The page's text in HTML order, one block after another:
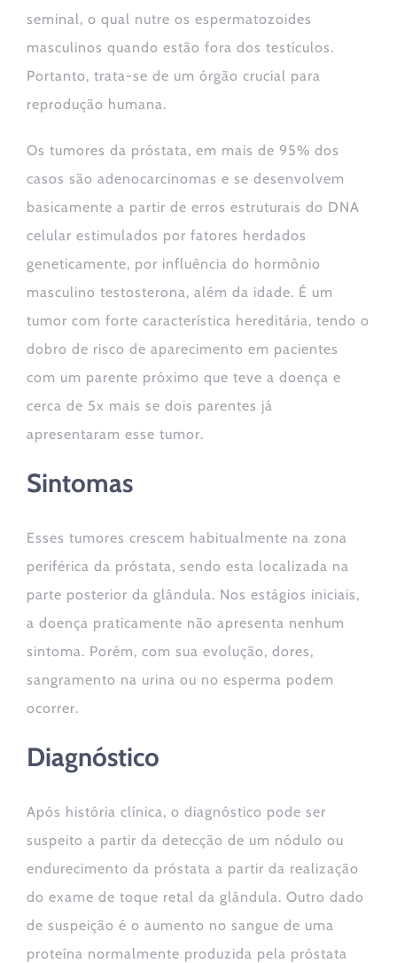
seminal, o qual nutre os espermatozoides
masculinos quando estão fora dos testículos.
Portanto, trata-se de um órgão crucial para
reprodução humana.
Os tumores da próstata, em mais de 95% dos
casos são adenocarcinomas e se desenvolvem
basicamente a partir de erros estruturais do DNA
celular estimulados por fatores herdados
geneticamente, por influência do hormônio
masculino testosterona, além da idade. É um
tumor com forte característica hereditária, tendo o
dobro de risco de aparecimento em pacientes
com um parente próximo que teve a doença e
cerca de 5x mais se dois parentes já
apresentaram esse tumor.
Sintomas
Esses tumores crescem habitualmente na zona
periférica da próstata, sendo esta localizada na
parte posterior da glândula. Nos estágios iniciais,
a doença praticamente não apresenta nenhum
sintoma. Porém, com sua evolução, dores,
sangramento na urina ou no esperma podem
ocorrer.
Diagnóstico
Após história clínica, o diagnóstico pode ser
suspeito a partir da detecção de um nódulo ou
endurecimento da próstata a partir da realização
do exame de toque retal da glândula. Outro dado
de suspeição é o aumento no sangue de uma
proteína normalmente produzida pela próstata